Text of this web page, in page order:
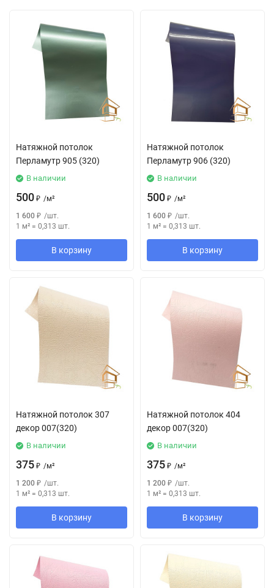
Натяжной потолок
Перламутр 905 (320)
В наличии
500 ₽ /м²
1 600 ₽ /шт.
1 м² = 0,313 шт.
В корзину
Натяжной потолок
Перламутр 906 (320)
В наличии
500 ₽ /м²
1 600 ₽ /шт.
1 м² = 0,313 шт.
В корзину
Натяжной потолок 307
декор 007(320)
В наличии
375 ₽ /м²
1 200 ₽ /шт.
1 м² = 0,313 шт.
В корзину
Натяжной потолок 404
декор 007(320)
В наличии
375 ₽ /м²
1 200 ₽ /шт.
1 м² = 0,313 шт.
В корзину